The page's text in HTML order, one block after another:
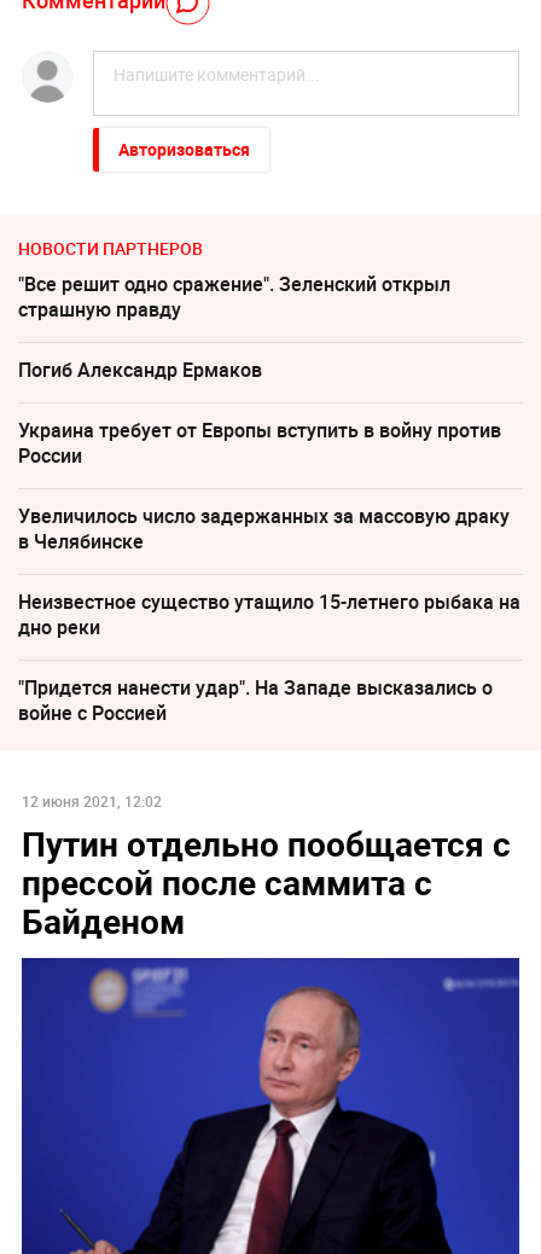
Авторизоваться
НОВОСТИ ПАРТНЕРОВ
"Все решит одно сражение". Зеленский открыл
страшную правду
Погиб Александр Ермаков
Украина требует от Европы вступить в войну против
России
Увеличилось число задержанных за массовую драку
в Челябинске
Неизвестное существо утащило 15-летнего рыбака на
дно реки
"Придется нанести удар". На Западе высказались о
войне с Россией
12 июня 2021, 12:02
Путин отдельно пообщается с
прессой после саммита с
Байденом